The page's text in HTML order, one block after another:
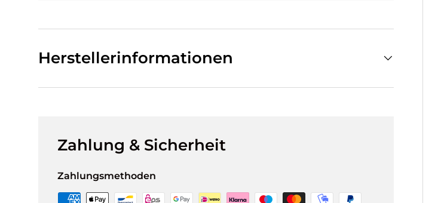
Herstellerinformationen
Zahlung & Sicherheit
Zahlungsmethoden